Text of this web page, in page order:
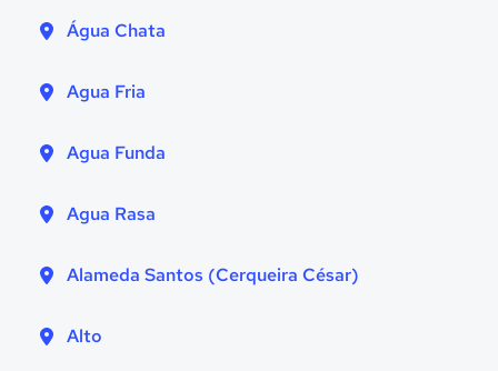
Água Chata
Agua Fria
Agua Funda
Agua Rasa
Alameda Santos (Cerqueira César)
Alto